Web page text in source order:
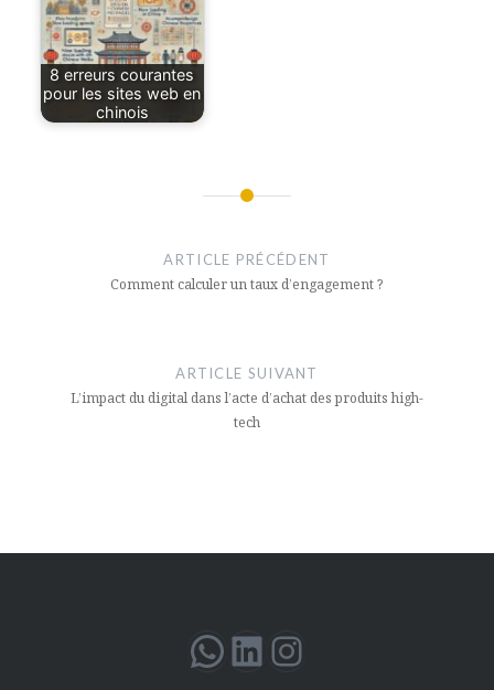
8 erreurs courantes
pour les sites web en
chinois
ARTICLE PRÉCÉDENT
Comment calculer un taux d’engagement ?
ARTICLE SUIVANT
L’impact du digital dans l’acte d’achat des produits high-
tech
WhatsApp
LinkedIn
Instagram